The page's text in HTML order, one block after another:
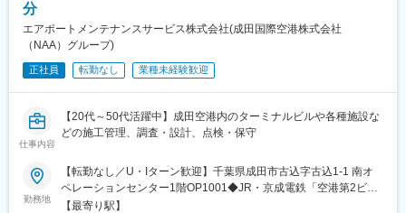
分
エアポートメンテナンスサービス株式会社(成田国際空港株式会社
（NAA）グループ)
正社員 転勤なし 業種未経験歓迎
仕事内容
【20代～50代活躍中】成田空港内のターミナルビルや各種施設な
どの施工管理、調査・設計、点検・保守
勤務地
【転勤なし／U・Iターン歓迎】千葉県成田市古込字古込1-1 南オ
ペレーションセンター1階OP1001◆JR・京成電鉄「空港第2ビル
駅」より徒歩5分ほど空港第2ターミナル直結！ ※転勤なしのため
【最寄り駅】